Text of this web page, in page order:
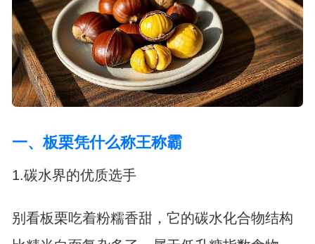
一、板栗凭什么称王称霸
1.碳水界的优质选手
别看板栗吃着粉糯香甜，它的碳水化合物结构